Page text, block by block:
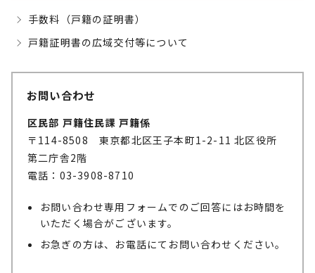
手数料（戸籍の証明書）
戸籍証明書の広域交付等について
お問い合わせ
区民部 戸籍住民課 戸籍係
〒114-8508 東京都北区王子本町1-2-11 北区役所
第二庁舎2階
電話：03-3908-8710
お問い合わせ専用フォームでのご回答にはお時間を
いただく場合がございます。
お急ぎの方は、お電話にてお問い合わせください。